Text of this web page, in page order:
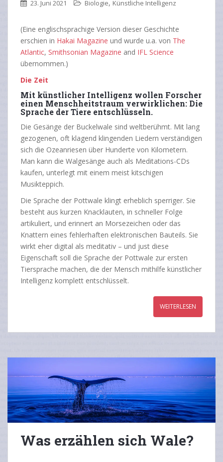
23. Juni 2021 Biologie, Künstliche Intelligenz
(Eine englischsprachige Version dieser Geschichte
erschien in Hakai Magazine und wurde u.a. von The
Atlantic, Smithsonian Magazine and IFL Science
übernommen.)
Die Zeit
Mit künstlicher Intelligenz wollen Forscher
einen Menschheitstraum verwirklichen: Die
Sprache der Tiere entschlüsseln.
Die Gesänge der Buckelwale sind weltberühmt. Mit lang
gezogenen, oft klagend klingenden Liedern verständigen
sich die Ozeanriesen über Hunderte von Kilometern.
Man kann die Walgesänge auch als Meditations-CDs
kaufen, unterlegt mit einem meist kitschigen
Musikteppich.
Die Sprache der Pottwale klingt erheblich sperriger. Sie
besteht aus kurzen Knacklauten, in schneller Folge
artikuliert, und erinnert an Morsezeichen oder das
Knattern eines fehlerhaften elektronischen Bauteils. Sie
wirkt eher digital als meditativ – und just diese
Eigenschaft soll die Sprache der Pottwale zur ersten
Tiersprache machen, die der Mensch mithilfe künstlicher
Intelligenz komplett entschlüsselt.
WEITERLESEN
Was erzählen sich Wale?